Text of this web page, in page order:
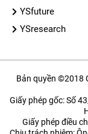
YSfuture
YSresearch
Bản quyền ©2018
Giấy phép gốc: Số
Giấy phép điều